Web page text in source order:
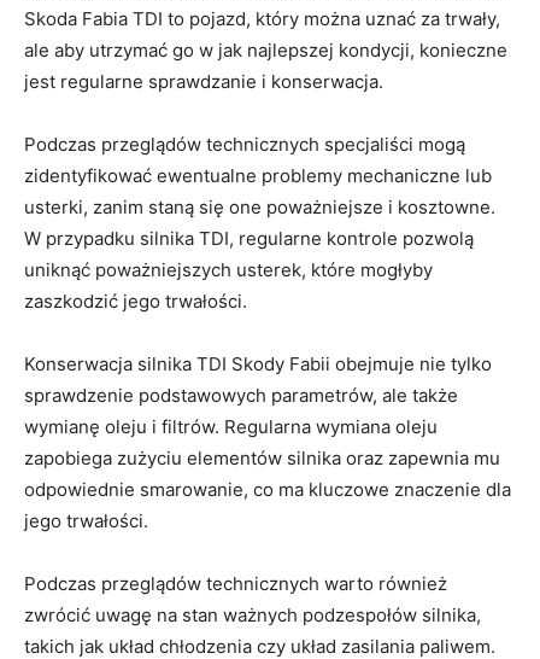
Skoda ‍Fabia TDI to pojazd,‍ który można uznać za ⁤trwały,
ale aby utrzymać ‌go ⁤w‍ jak najlepszej kondycji, konieczne
jest regularne sprawdzanie i konserwacja.
Podczas⁣ przeglądów technicznych​ specjaliści ‍mogą
zidentyfikować ewentualne problemy mechaniczne ⁢lub
usterki, zanim staną się ⁣one poważniejsze ⁢i kosztowne.
W ​przypadku ‍silnika TDI, regularne kontrole pozwolą
uniknąć poważniejszych ​usterek, ‌które ‍mogłyby
zaszkodzić jego ‍trwałości.
Konserwacja ‍silnika‌ TDI Skody Fabii obejmuje nie ​tylko
sprawdzenie podstawowych⁣ parametrów, ale także
wymianę oleju⁣ i filtrów. Regularna wymiana ⁤oleju⁢
zapobiega zużyciu elementów⁢ silnika oraz ⁢zapewnia mu
odpowiednie smarowanie,​ co ma ⁣kluczowe znaczenie dla
jego trwałości.
Podczas przeglądów technicznych‍ warto również
‍zwrócić uwagę‌ na stan ważnych podzespołów​ silnika,
takich jak układ chłodzenia czy układ zasilania ‍paliwem.